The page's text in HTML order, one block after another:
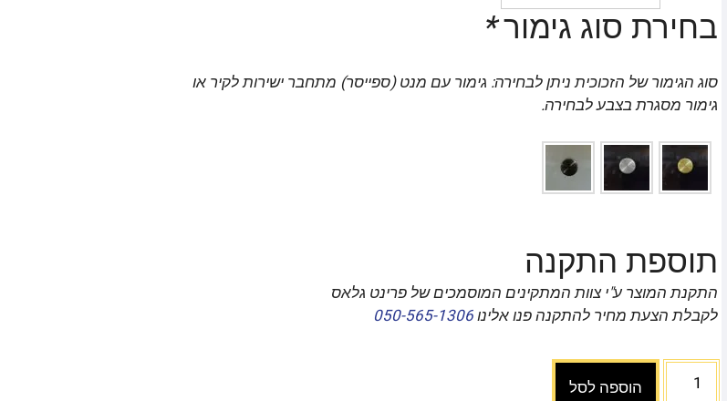
בחירת סוג גימור*
סוג הגימור של הזכוכית ניתן לבחירה: גימור עם מנט (ספייסר) מתחבר ישירות לקיר או
גימור מסגרת בצבע לבחירה.
תוספת התקנה
התקנת המוצר ע"י צוות המתקינים המוסמכים של פרינט גלאס
לקבלת הצעת מחיר להתקנה פנו אלינו050-565-1306
הוספה לסל